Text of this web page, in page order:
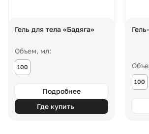
Гель для тела «Бадяга»
Объем, мл:
100
Подробнее
Где купить
100